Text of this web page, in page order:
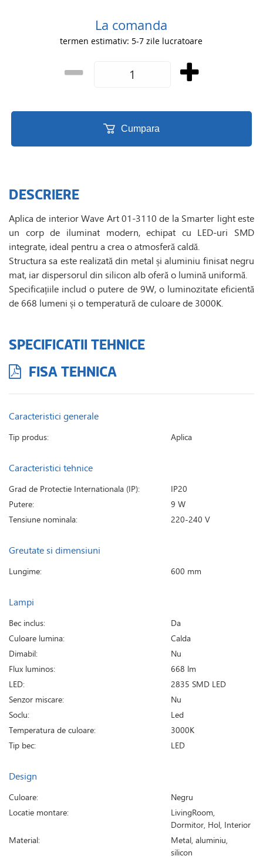
La comanda
termen estimativ: 5-7 zile lucratoare
Cumpara
DESCRIERE
Aplica de interior Wave Art 01-3110 de la Smarter light este
un corp de iluminat modern, echipat cu LED-uri SMD
integrate, ideal pentru a crea o atmosferă caldă.
Structura sa este realizată din metal și aluminiu finisat negru
mat, iar dispersorul din silicon alb oferă o lumină uniformă.
Specificațiile includ o putere de 9W, o luminozitate eficientă
de 668 lumeni și o temperatură de culoare de 3000K.
SPECIFICATII TEHNICE
FISA TEHNICA
Caracteristici generale
Tip produs: Aplica
Caracteristici tehnice
Grad de Protectie Internationala (IP):
IP20
Putere:
9 W
Tensiune nominala:
220-240 V
Greutate si dimensiuni
Lungime: 600 mm
Lampi
Bec inclus:
Da
Culoare lumina:
Calda
Dimabil:
Nu
Flux luminos:
668 lm
LED:
2835 SMD LED
Senzor miscare:
Nu
Soclu:
Led
Temperatura de culoare:
3000K
Tip bec:
LED
Design
Culoare:
Negru
Locatie montare:
LivingRoom,
Dormitor, Hol, Interior
Material:
Metal, aluminiu,
silicon